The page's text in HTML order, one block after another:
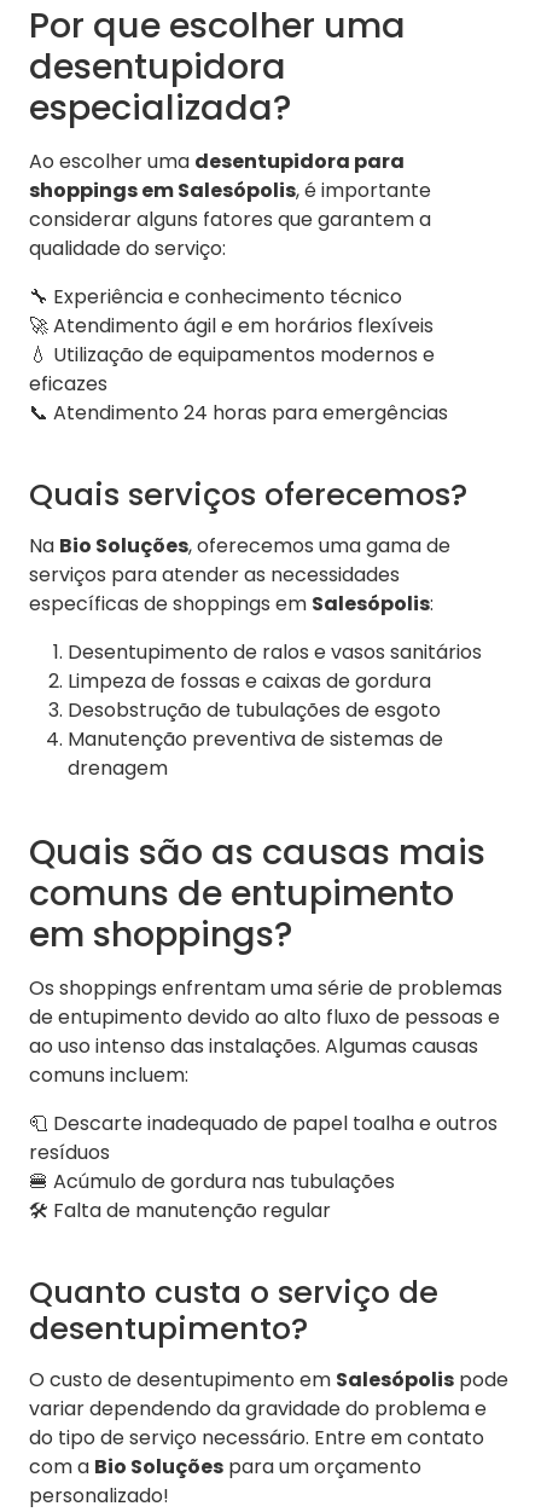
Por que escolher uma
desentupidora
especializada?
Ao escolher uma desentupidora para
shoppings em Salesópolis, é importante
considerar alguns fatores que garantem a
qualidade do serviço:
🔧 Experiência e conhecimento técnico
🚀 Atendimento ágil e em horários flexíveis
💧 Utilização de equipamentos modernos e
eficazes
📞 Atendimento 24 horas para emergências
Quais serviços oferecemos?
Na Bio Soluções, oferecemos uma gama de
serviços para atender as necessidades
específicas de shoppings em Salesópolis:
Desentupimento de ralos e vasos sanitários
Limpeza de fossas e caixas de gordura
Desobstrução de tubulações de esgoto
Manutenção preventiva de sistemas de
drenagem
Quais são as causas mais
comuns de entupimento
em shoppings?
Os shoppings enfrentam uma série de problemas
de entupimento devido ao alto fluxo de pessoas e
ao uso intenso das instalações. Algumas causas
comuns incluem:
🧻 Descarte inadequado de papel toalha e outros
resíduos
🍔 Acúmulo de gordura nas tubulações
🛠️ Falta de manutenção regular
Quanto custa o serviço de
desentupimento?
O custo de desentupimento em Salesópolis pode
variar dependendo da gravidade do problema e
do tipo de serviço necessário. Entre em contato
com a Bio Soluções para um orçamento
personalizado!